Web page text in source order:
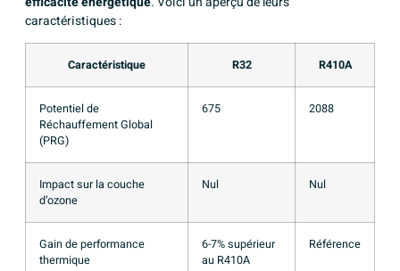
caractéristiques :
Caractéristique R32 R410A
Potentiel de
Réchauffement Global
(PRG)
675 2088
Impact sur la couche
d’ozone
Nul Nul
Gain de performance
thermique
6-7% supérieur
au R410A
Référence